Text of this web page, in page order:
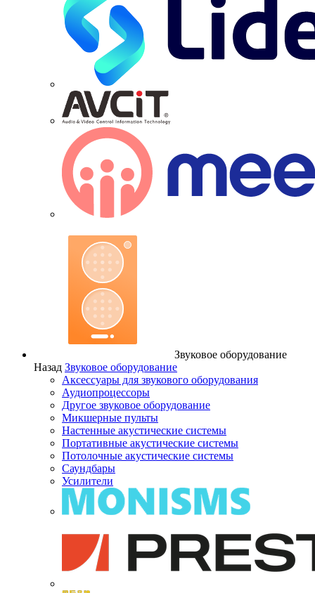
Звуковое оборудование
Назад Звуковое оборудование
Аксессуары для звукового оборудования
Аудиопроцессоры
Другое звуковое оборудование
Микшерные пульты
Настенные акустические системы
Портативные акустические системы
Потолочные акустические системы
Саундбары
Усилители